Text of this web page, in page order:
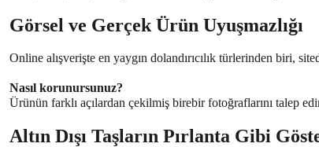
Görsel ve Gerçek Ürün Uyuşmazlığı
Online alışverişte en yaygın dolandırıcılık türlerinden biri,
Nasıl korunursunuz?
Ürünün farklı açılardan çekilmiş birebir fotoğraflarını talep
Altın Dışı Taşların Pırlanta Gibi